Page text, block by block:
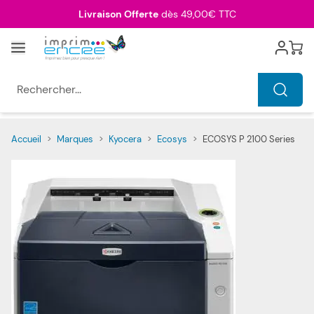
Livraison Offertedès 49,00€ TTC
Menu Cart
Accueil > Marques > Kyocera > Ecosys > ECOSYS P 2100 Series